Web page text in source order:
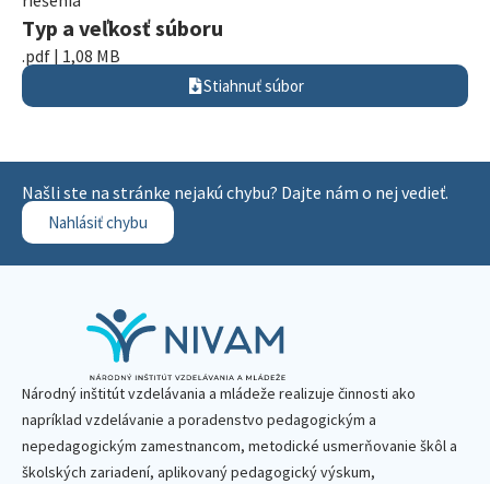
Typ a veľkosť súboru
.pdf | 1,08 MB
Stiahnuť súbor
Našli ste na stránke nejakú chybu? Dajte nám o nej vedieť.
Nahlásiť chybu
Národný inštitút vzdelávania a mládeže realizuje činnosti ako
napríklad vzdelávanie a poradenstvo pedagogickým a
nepedagogickým zamestnancom, metodické usmerňovanie škôl a
školských zariadení, aplikovaný pedagogický výskum,